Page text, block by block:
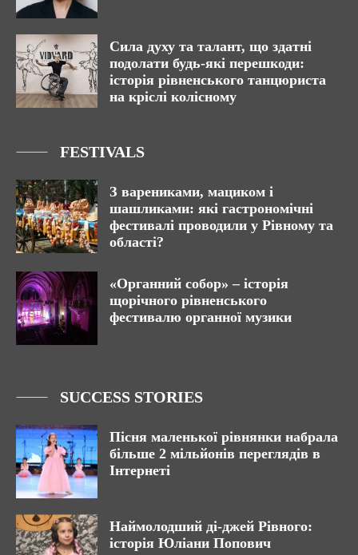
Сила духу та талант, що здатні
подолати будь-які перешкоди:
історія рівненського танцюриста
на кріслі колісному
FESTIVALS
З варениками, мациком і
шашликами: які гастрономічні
фестивалі проводили у Рівному та
області?
«Органний собор» – історія
щорічного рівненського
фестивалю органної музики
SUCCESS STORIES
Пісня маленької рівнянки набрала
більше 2 мільйонів переглядів в
Інтернеті
Наймолодший ді-джей Рівного:
історія Юліани Попович